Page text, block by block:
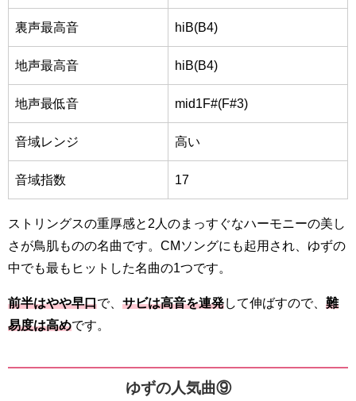
裏声最高音 hiB(B4)
地声最高音 hiB(B4)
地声最低音 mid1F#(F#3)
音域レンジ 高い
音域指数 17
ストリングスの重厚感と2人のまっすぐなハーモニーの美し
さが鳥肌ものの名曲です。CMソングにも起用され、ゆずの
中でも最もヒットした名曲の1つです。
前半はやや早口で、 サビは高音を連発して伸ばすので、 難
易度は高めです。
ゆずの人気曲⑨